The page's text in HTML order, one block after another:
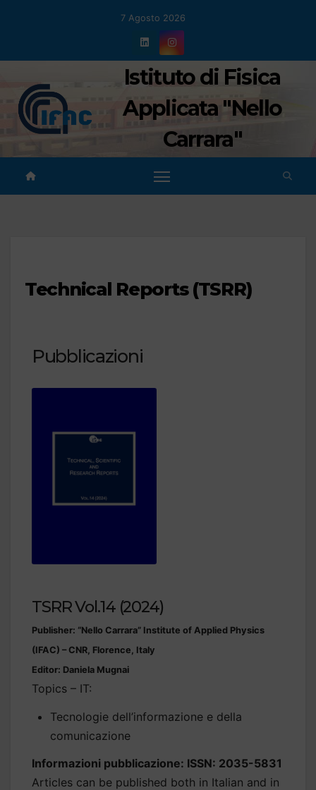
7 Agosto 2026
Istituto di Fisica
Applicata "Nello
Carrara"
Technical Reports (TSRR)
Pubblicazioni
TSRR Vol.14 (2024)
Publisher: “Nello Carrara” Institute of Applied Physics
(IFAC) – CNR, Florence, Italy
Editor: Daniela Mugnai
Topics – IT:
Tecnologie dell’informazione e della
comunicazione
Informazioni pubblicazione: ISSN: 2035-5831
Articles can be published both in Italian and in